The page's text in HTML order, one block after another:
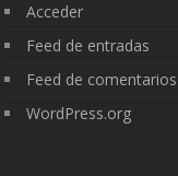
Acceder
Feed de entradas
Feed de comentarios
WordPress.org